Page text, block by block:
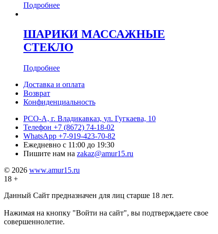
Подробнее
ШАРИКИ МАССАЖНЫЕ
СТЕКЛО
Подробнее
Доставка и оплата
Возврат
Конфиденциальность
РСО-А, г. Владикавказ, ул. Гугкаева, 10
Телефон +7 (8672) 74-18-02
WhatsApp +7-919-423-70-82
Ежедневно с 11:00 до 19:30
Пишите нам на zakaz@amur15.ru
© 2026 www.amur15.ru
18 +
Данный Сайт предназначен для лиц старше 18 лет.
Нажимая на кнопку "Войти на сайт", вы подтверждаете свое
совершеннолетие.